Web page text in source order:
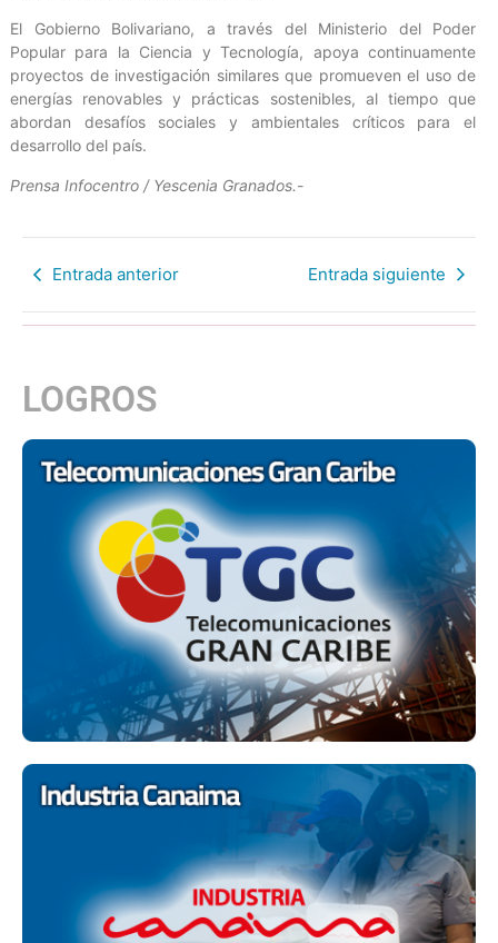
El Gobierno Bolivariano, a través del Ministerio del Poder
Popular para la Ciencia y Tecnología, apoya continuamente
proyectos de investigación similares que promueven el uso de
energías renovables y prácticas sostenibles, al tiempo que
abordan desafíos sociales y ambientales críticos para el
desarrollo del país.
Prensa Infocentro / Yescenia Granados.-
Entrada anterior Entrada siguiente
LOGROS